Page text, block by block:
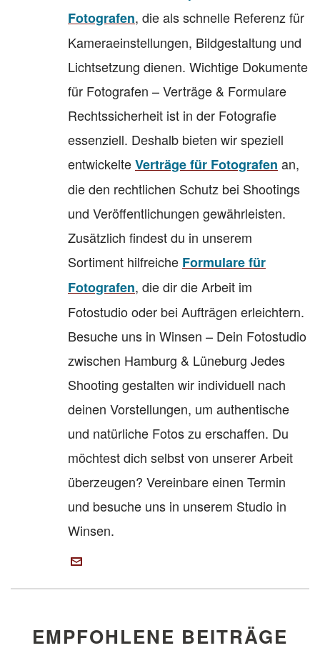
Fotografen, die als schnelle Referenz für
Kameraeinstellungen, Bildgestaltung und
Lichtsetzung dienen. Wichtige Dokumente
für Fotografen – Verträge & Formulare
Rechtssicherheit ist in der Fotografie
essenziell. Deshalb bieten wir speziell
entwickelteVerträge für Fotografen an,
die den rechtlichen Schutz bei Shootings
und Veröffentlichungen gewährleisten.
Zusätzlich findest du in unserem
Sortiment hilfreiche Formulare für
Fotografen, die dir die Arbeit im
Fotostudio oder bei Aufträgen erleichtern.
Besuche uns in Winsen – Dein Fotostudio
zwischen Hamburg & Lüneburg Jedes
Shooting gestalten wir individuell nach
deinen Vorstellungen, um authentische
und natürliche Fotos zu erschaffen. Du
möchtest dich selbst von unserer Arbeit
überzeugen? Vereinbare einen Termin
und besuche uns in unserem Studio in
Winsen.
EMPFOHLENE BEITRÄGE